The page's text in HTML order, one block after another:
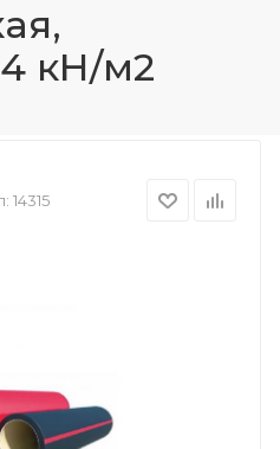
кН/м2
14315